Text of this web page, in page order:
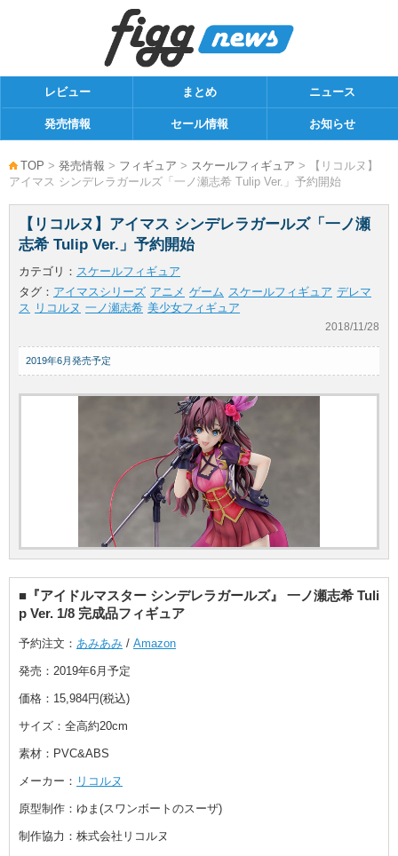
レビュー まとめ ニュース
発売情報 セール情報 お知らせ
TOP > 発売情報 > フィギュア > スケールフィギュア > 【リコルヌ】
アイマス シンデレラガールズ「一ノ瀬志希 Tulip Ver.」予約開始
【リコルヌ】アイマス シンデレラガールズ「一ノ瀬
志希 Tulip Ver.」予約開始
カテゴリ： スケールフィギュア
タグ： アイマスシリーズ アニメ ゲーム スケールフィギュア デレマ
ス
リコルヌ 一ノ瀬志希 美少女フィギュア
2018/11/28
2019年6月発売予定
■『アイドルマスター シンデレラガールズ』 一ノ瀬志希 Tuli
p Ver. 1/8 完成品フィギュア
予約注文： あみあみ / Amazon
発売：2019年6月予定
価格：15,984円(税込)
サイズ：全高約20cm
素材：PVC&ABS
メーカー： リコルヌ
原型制作：ゆま(スワンボートのスーザ)
制作協力：株式会社リコルヌ